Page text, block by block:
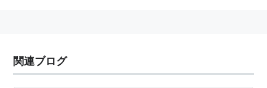
関連ブログ